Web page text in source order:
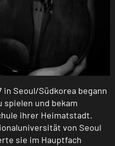
in Seoul/Südkorea begann
spielen und bekam
ihrer Heimatstadt.
von Seoul
sie im Hauptfach